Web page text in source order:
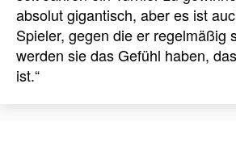
absolut gigantisch, aber es ist
Spieler, gegen die er regelmäßig
werden sie das Gefühl haben,
ist.“